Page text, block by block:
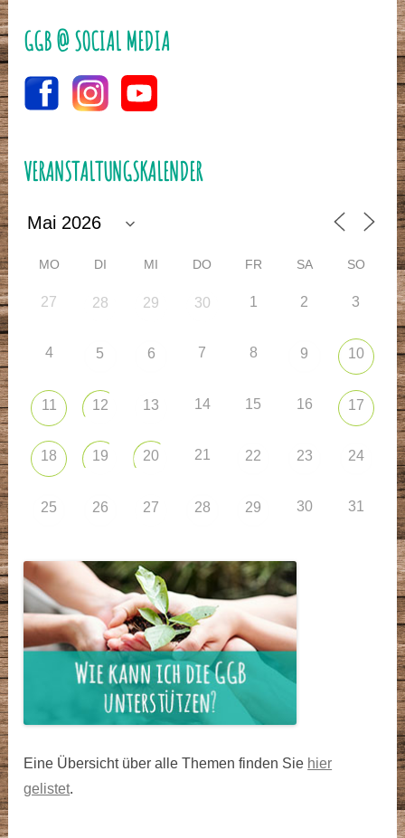
GGB @ SOCIAL MEDIA
VERANSTALTUNGSKALENDER
MO DI MI DO FR SA SO
27 28 29 30 1 2 3
4 5 6 7 8 9 10
11 12 13 14 15 16 17
18 19 20 21 22 23 24
25 26 27 28 29 30 31
Eine Übersicht über alle Themen finden Sie hier
gelistet.